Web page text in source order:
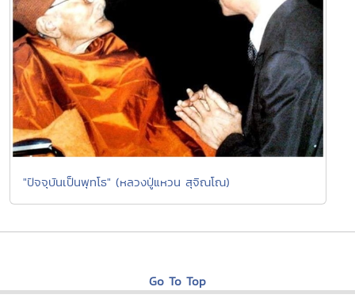
"ปัจจุบันเป็นพุทโธ" (หลวงปู่แหวน สุจิณโณ)
Go To Top